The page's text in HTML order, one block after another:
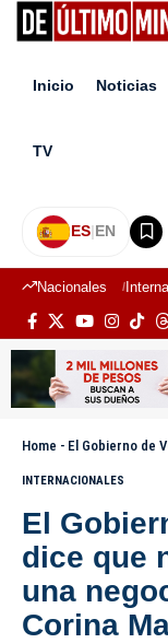
Inicio Noticias
TV
ES|EN
Nacionales
Home - El Gobierno de
INTERNACIONALES
El
dice que
una
Corina